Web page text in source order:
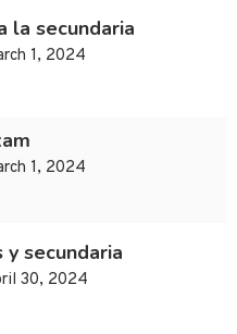
la secundaria
1, 2024
1, 2024
y secundaria
30, 2024